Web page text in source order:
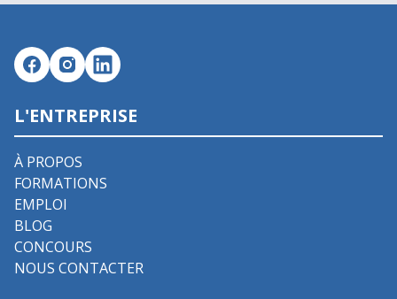
L'ENTREPRISE
À PROPOS
FORMATIONS
EMPLOI
BLOG
CONCOURS
NOUS CONTACTER